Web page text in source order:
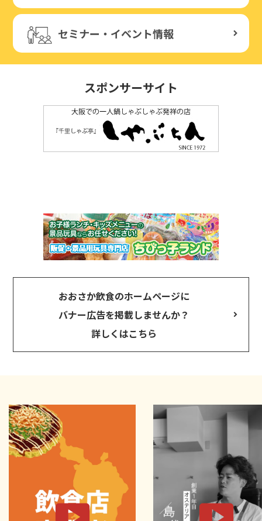
セミナー・イベント情報
スポンサーサイト
おおさか飲食のホームページに
バナー広告を掲載しませんか？
詳しくはこちら